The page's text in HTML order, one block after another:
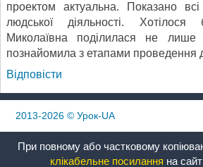
проектом актуальна. Показано всі
людської діяльності.
Миколаївна поділилася не лише
познайомила з етапами проведення
Відповіcти
2013-2026© Урок-UA
При повному або частковому
клікабельне посилання на